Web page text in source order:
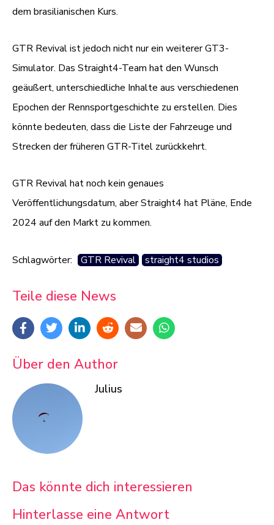
dem brasilianischen Kurs.
GTR Revival ist jedoch nicht nur ein weiterer GT3-
Simulator. Das Straight4-Team hat den Wunsch
geäußert, unterschiedliche Inhalte aus verschiedenen
Epochen der Rennsportgeschichte zu erstellen. Dies
könnte bedeuten, dass die Liste der Fahrzeuge und
Strecken der früheren GTR-Titel zurückkehrt.
GTR Revival hat noch kein genaues
Veröffentlichungsdatum, aber Straight4 hat Pläne, Ende
2024 auf den Markt zu kommen.
Schlagwörter: GTR Revival straight4 studios
Teile diese News
Über den Author
Julius
Das könnte dich interessieren
Hinterlasse eine Antwort